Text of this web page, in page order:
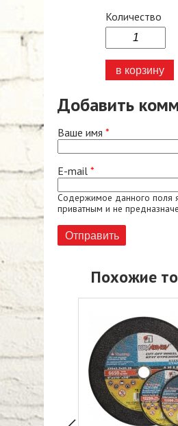
Количество
Добавить
Ваше имя *
E-mail *
Содержимое данного поля
приватным и не
Похожие